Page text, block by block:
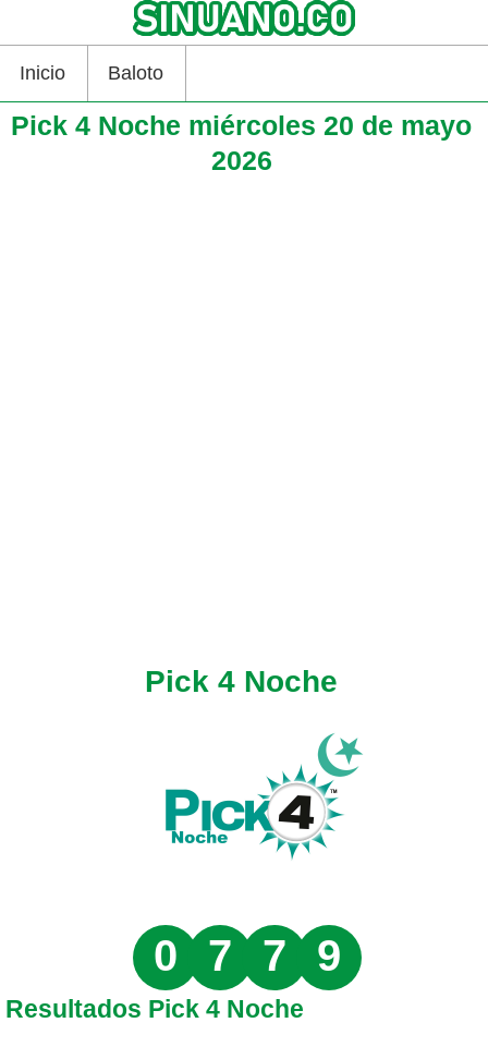
Inicio Baloto
Pick 4 Noche miércoles 20 de mayo
2026
Pick 4 Noche
0 7 7 9
Resultados Pick 4 Noche